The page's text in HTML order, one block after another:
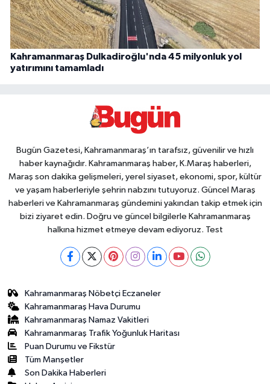
Kahramanmaraş Dulkadiroğlu'nda 45 milyonluk yol
yatırımını tamamladı
Bugün Gazetesi, Kahramanmaraş’ın tarafsız, güvenilir ve hızlı
haber kaynağıdır. Kahramanmaraş haber, K.Maraş haberleri,
Maraş son dakika gelişmeleri, yerel siyaset, ekonomi, spor, kültür
ve yaşam haberleriyle şehrin nabzını tutuyoruz. Güncel Maraş
haberleri ve Kahramanmaraş gündemini yakından takip etmek için
bizi ziyaret edin. Doğru ve güncel bilgilerle Kahramanmaraş
halkına hizmet etmeye devam ediyoruz. Test
Kahramanmaraş Nöbetçi Eczaneler
Kahramanmaraş Hava Durumu
Kahramanmaraş Namaz Vakitleri
Kahramanmaraş Trafik Yoğunluk Haritası
Puan Durumu ve Fikstür
Tüm Manşetler
Son Dakika Haberleri